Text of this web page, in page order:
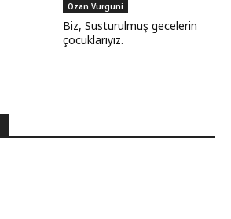
Ozan Vurguni
Biz, Susturulmuş gecelerin
çocuklarıyız.